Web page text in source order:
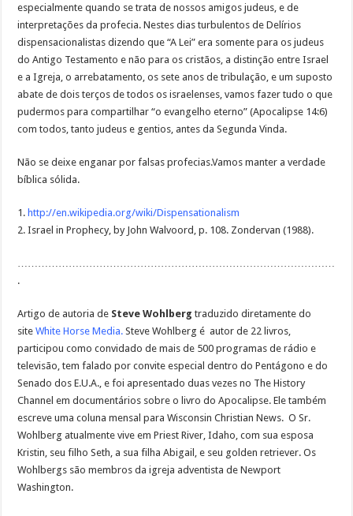
especialmente quando se trata de nossos amigos judeus, e de
interpretações da profecia. Nestes dias turbulentos de Delírios
dispensacionalistas dizendo que “A Lei” era somente para os judeus
do Antigo Testamento e não para os cristãos, a distinção entre Israel
e a Igreja, o arrebatamento, os sete anos de tribulação, e um suposto
abate de dois terços de todos os israelenses, vamos fazer tudo o que
pudermos para compartilhar “o evangelho eterno” (Apocalipse 14:6)
com todos, tanto judeus e gentios, antes da Segunda Vinda.
Não se deixe enganar por falsas profecias.Vamos manter a verdade
bíblica sólida.
1. http://en.wikipedia.org/wiki/Dispensationalism
2. Israel in Prophecy, by John Walvoord, p. 108. Zondervan (1988).
…………………………………………………………………………………
.
Artigo de autoria de Steve Wohlberg traduzido diretamente do
siteWhite Horse Media. Steve Wohlberg é autor de 22 livros,
participou como convidado de mais de 500 programas de rádio e
televisão, tem falado por convite especial dentro do Pentágono e do
Senado dos E.U.A., e foi apresentado duas vezes no The History
Channel em documentários sobre o livro do Apocalipse. Ele também
escreve uma coluna mensal para Wisconsin Christian News. O Sr.
Wohlberg atualmente vive em Priest River, Idaho, com sua esposa
Kristin, seu filho Seth, a sua filha Abigail, e seu golden retriever. Os
Wohlbergs são membros da igreja adventista de Newport
Washington.